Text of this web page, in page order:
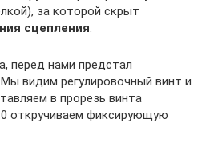
за которой скрыт
сцепления.
перед нами предстал
видим регулировочный винт и
в прорезь винта
откручиваем фиксирующую